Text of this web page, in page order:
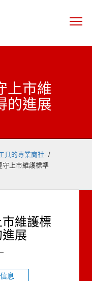
上市維
的進展
具的專業商社- /
守上市維護標準
維護標
展
息